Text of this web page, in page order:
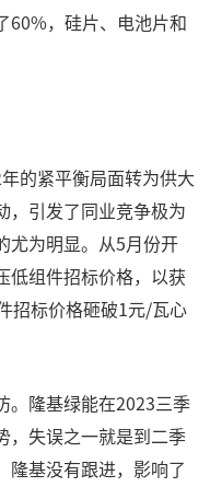
60%，硅片、电池片和
的紧平衡局面转为供大
，引发了同业竞争极为
尤为明显。从5月份开
低组件招标价格，以获
招标价格砸破1元/瓦心
。隆基绿能在2023三季
，失误之一就是到二季
隆基没有跟进，影响了